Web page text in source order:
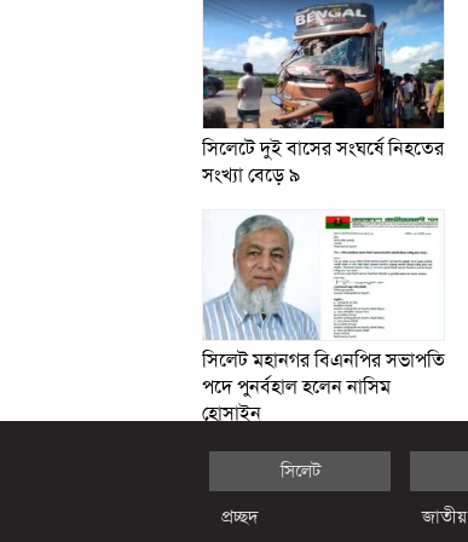
সিলেটে দুই বাসের সংঘর্ষে নিহতের
সংখ্যা বেড়ে ৯
সিলেট মহানগর বিএনপির সভাপতি
পদে পুনর্বহাল হলেন নাসিম
হোসাইন
সিলেট
প্রচ্ছদ জাতীয়